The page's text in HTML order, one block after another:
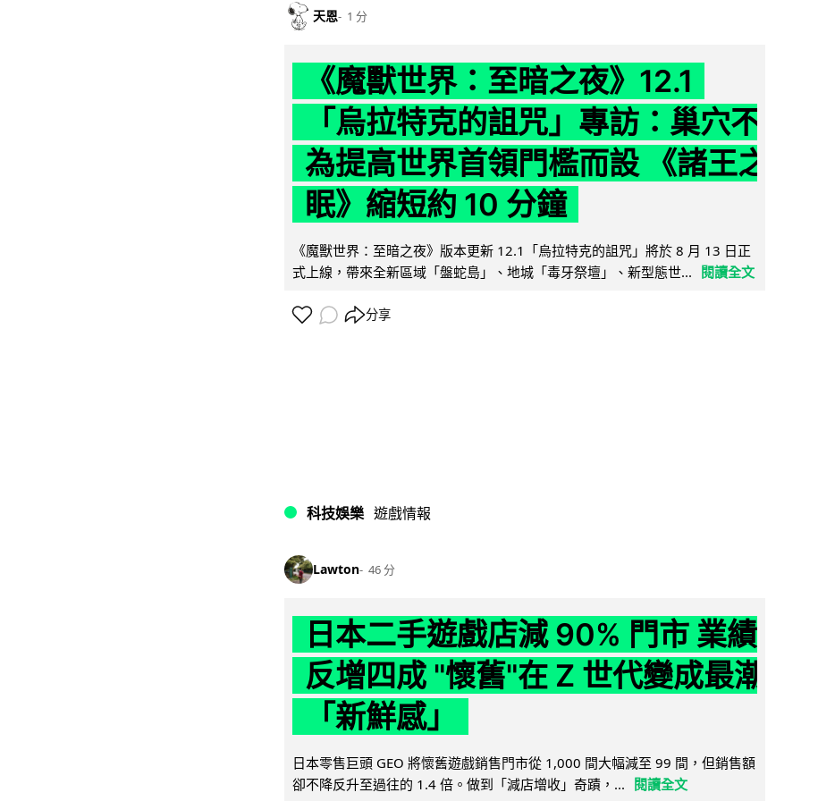
天恩 1 分
《魔獸世界：至暗之夜》12.1
「烏拉特克的詛咒」專訪：巢穴不
為提高世界首領門檻而設 《諸王之
眠》縮短約 10 分鐘
《魔獸世界：至暗之夜》版本更新 12.1「烏拉特克的詛咒」將於 8 月 13 日正
式上線，帶來全新區域「盤蛇島」、地城「毒牙祭壇」、新型態世... 閱讀全文
分享
科技娛樂 遊戲情報
Lawton 46 分
日本二手遊戲店減 90% 門市 業績
反增四成 "懷舊"在 Z 世代變成最潮
「新鮮感」
日本零售巨頭 GEO 將懷舊遊戲銷售門市從 1,000 間大幅減至 99 間，但銷售額
卻不降反升至過往的 1.4 倍。做到「減店增收」奇蹟，... 閱讀全文